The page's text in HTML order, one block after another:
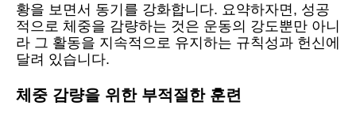
황을 보면서 동기를 강화합니다. 요약하자면, 성공
적으로 체중을 감량하는 것은 운동의 강도뿐만 아니
라 그 활동을 지속적으로 유지하는 규칙성과 헌신에
달려 있습니다.
체중 감량을 위한 부적절한 훈련